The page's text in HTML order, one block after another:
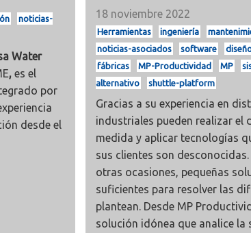
noticias-
Water
, es el
por
desde el
18 noviembre 2022
Herramientas ingeniería
noticias-asociados
software
fábricas
MP-Productividad MP
alternativo
shuttle-platform
Gracias a su experiencia en
industriales pueden realizar el
medida y aplicar tecnologías
sus clientes son
otras ocasiones, pequeñas
suficientes para resolver las
plantean. Desde MP
solución idónea que analice la